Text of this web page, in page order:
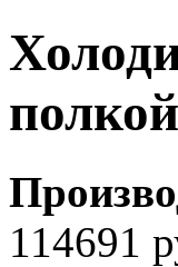
полкой
114691